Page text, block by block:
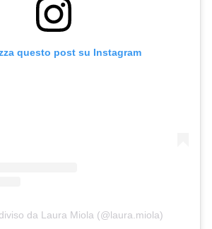
questo post su Instagram
da Laura Miola (@laura.miola)